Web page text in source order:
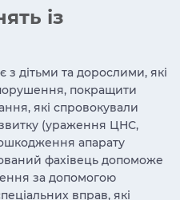
із
дітьми та дорослими, які
покращити
які спровокували
(ураження ЦНС,
апарату
фахівець допоможе
за допомогою
вправ, які